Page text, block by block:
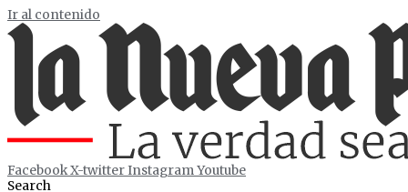
Ir al contenido
FacebookX-twitterInstagramYoutube
Search